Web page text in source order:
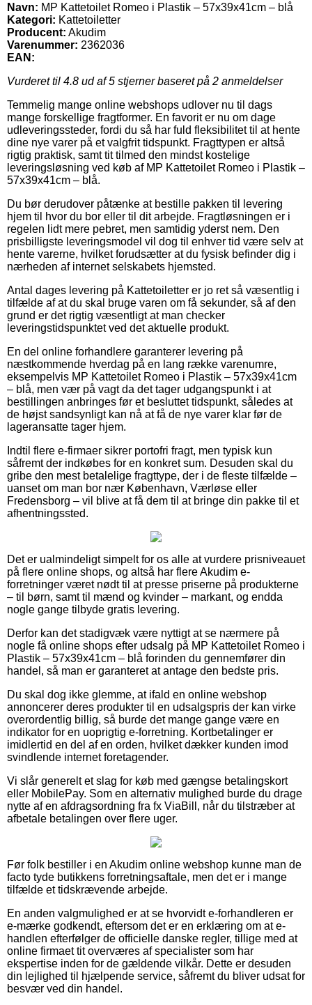
Navn: MP Kattetoilet Romeo i Plastik – 57x39x41cm – blå
Kategori: Kattetoiletter
Producent: Akudim
Varenummer: 2362036
EAN:
Vurderet til 4.8 ud af 5 stjerner baseret på 2 anmeldelser
Temmelig mange online webshops udlover nu til dags
mange forskellige fragtformer. En favorit er nu om dage
udleveringssteder, fordi du så har fuld fleksibilitet til at hente
dine nye varer på et valgfrit tidspunkt. Fragttypen er altså
rigtig praktisk, samt tit tilmed den mindst kostelige
leveringsløsning ved køb af MP Kattetoilet Romeo i Plastik –
57x39x41cm – blå.
Du bør derudover påtænke at bestille pakken til levering
hjem til hvor du bor eller til dit arbejde. Fragtløsningen er i
regelen lidt mere pebret, men samtidig yderst nem. Den
prisbilligste leveringsmodel vil dog til enhver tid være selv at
hente varerne, hvilket forudsætter at du fysisk befinder dig i
nærheden af internet selskabets hjemsted.
Antal dages levering på Kattetoiletter er jo ret så væsentlig i
tilfælde af at du skal bruge varen om få sekunder, så af den
grund er det rigtig væsentligt at man checker
leveringstidspunktet ved det aktuelle produkt.
En del online forhandlere garanterer levering på
næstkommende hverdag på en lang række varenumre,
eksempelvis MP Kattetoilet Romeo i Plastik – 57x39x41cm
– blå, men vær på vagt da det tager udgangspunkt i at
bestillingen anbringes før et besluttet tidspunkt, således at
de højst sandsynligt kan nå at få de nye varer klar før de
lageransatte tager hjem.
Indtil flere e-firmaer sikrer portofri fragt, men typisk kun
såfremt der indkøbes for en konkret sum. Desuden skal du
gribe den mest betalelige fragttype, der i de fleste tilfælde –
uanset om man bor nær København, Værløse eller
Fredensborg – vil blive at få dem til at bringe din pakke til et
afhentningssted.
Det er ualmindeligt simpelt for os alle at vurdere prisniveauet
på flere online shops, og altså har flere Akudim e-
forretninger været nødt til at presse priserne på produkterne
– til børn, samt til mænd og kvinder – markant, og endda
nogle gange tilbyde gratis levering.
Derfor kan det stadigvæk være nyttigt at se nærmere på
nogle få online shops efter udsalg på MP Kattetoilet Romeo i
Plastik – 57x39x41cm – blå forinden du gennemfører din
handel, så man er garanteret at antage den bedste pris.
Du skal dog ikke glemme, at ifald en online webshop
annoncerer deres produkter til en udsalgspris der kan virke
overordentlig billig, så burde det mange gange være en
indikator for en uoprigtig e-forretning. Kortbetalinger er
imidlertid en del af en orden, hvilket dækker kunden imod
svindlende internet foretagender.
Vi slår generelt et slag for køb med gængse betalingskort
eller MobilePay. Som en alternativ mulighed burde du drage
nytte af en afdragsordning fra fx ViaBill, når du tilstræber at
afbetale betalingen over flere uger.
Før folk bestiller i en Akudim online webshop kunne man de
facto tyde butikkens forretningsaftale, men det er i mange
tilfælde et tidskrævende arbejde.
En anden valgmulighed er at se hvorvidt e-forhandleren er
e-mærke godkendt, eftersom det er en erklæring om at e-
handlen efterfølger de officielle danske regler, tillige med at
online firmaet tit overværes af specialister som har
ekspertise inden for de gældende vilkår. Dette er desuden
din lejlighed til hjælpende service, såfremt du bliver udsat for
besvær ved din handel.